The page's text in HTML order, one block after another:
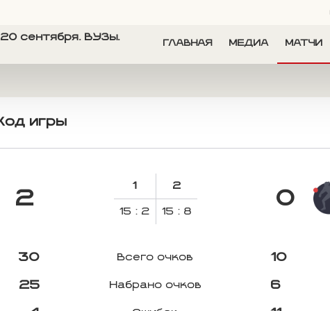
сентября. ВУЗы.
ГЛАВНАЯ МЕДИА МАТЧИ
игры
2
1
15 : 2
2
15 : 8
0
30 Всего очков 10
25 Набрано очков 6